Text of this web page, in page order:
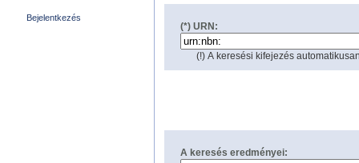
Bejelentkezés
(*) URN:
(!) A keresési kifejezés
A keresés eredményei: